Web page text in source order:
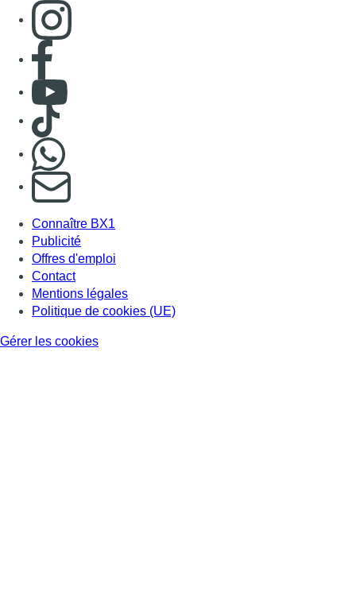
Consulter page Instagram
Consulter page Facebook
Consulter Youtube
Consulter TikTok
S'abonner à notre newsletter
Connaître BX1
Publicité
Offres d'emploi
Contact
Mentions légales
Politique de cookies (UE)
Gérer les cookies